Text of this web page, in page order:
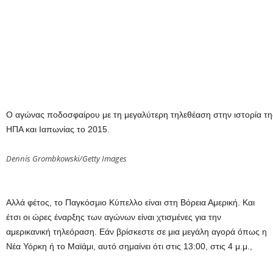
Ο αγώνας ποδοσφαίρου με τη μεγαλύτερη τηλεθέαση στην ιστορία
ΗΠΑ και Ιαπωνίας το 2015.
Dennis Grombkowski/Getty Images
Αλλά φέτος, το Παγκόσμιο Κύπελλο είναι στη Βόρεια Αμερική. Και
έτσι οι ώρες έναρξης των αγώνων είναι χτισμένες για την
αμερικανική τηλεόραση. Εάν βρίσκεστε σε μια μεγάλη αγορά όπως η
Νέα Υόρκη ή το Μαϊάμι, αυτό σημαίνει ότι στις 13:00, στις 4 μ.μ.,